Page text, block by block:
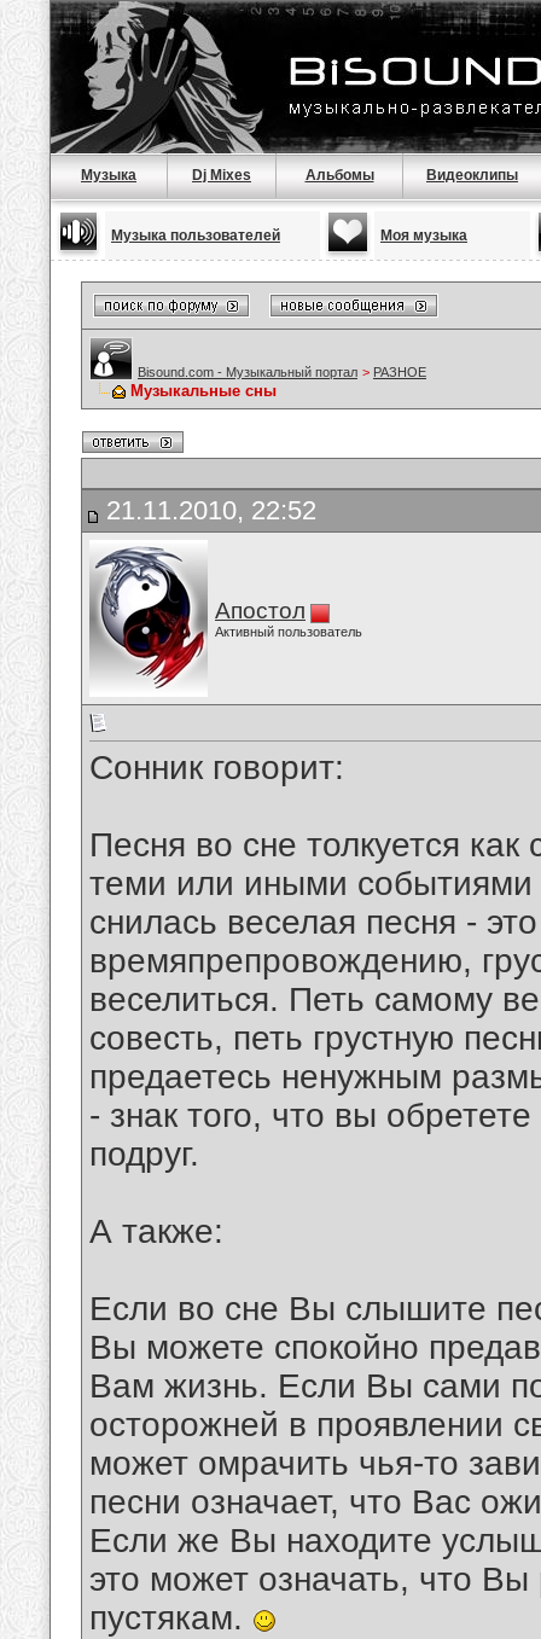
Музыка Dj Mixes Альбомы Видеоклипы
Музыка пользователей Моя музыка
Bisound.com - Музыкальный портал > РАЗНОЕ
Музыкальные сны
21.11.2010, 22:52
Апостол
Активный пользователь
Сонник говорит:
Песня во сне толкуется
теми или иными
снилась веселая песня -
времяпрепровождению,
веселиться. Петь самому
совесть, петь грустную
предаетесь ненужным
- знак того, что вы
подруг.
А также:
Если во сне Вы слышите
Вы можете спокойно
Вам жизнь. Если Вы сами
осторожней в проявлении
может омрачить чья-то
песни означает, что Вас
Если же Вы находите
это может означать, что
пустякам.